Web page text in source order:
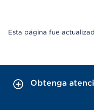
Esta página fue
Obtenga